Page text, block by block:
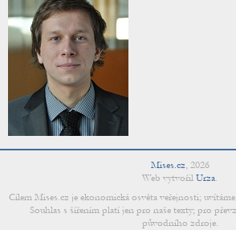
Mises.cz, 2026
Web vytvořil Urza.
Cílem Mises.cz je ekonomická osvěta veřejnosti;
Souhlas s šířením platí jen pro naše texty; pro
původního zdroje.